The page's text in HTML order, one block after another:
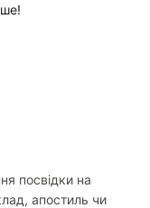
посвідки на
апостиль чи